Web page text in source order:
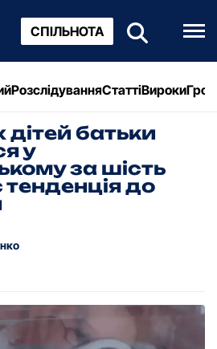
СПІЛЬНОТА
РозслідуванняСтаттіВироки
дітей батьки
у
за шість
тенденція до